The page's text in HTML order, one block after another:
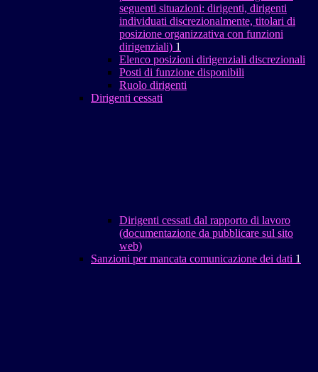
seguenti situazioni: dirigenti, dirigenti
individuati discrezionalmente, titolari di
posizione organizzativa con funzioni
dirigenziali) 1
Elenco posizioni dirigenziali discrezionali
Posti di funzione disponibili
Ruolo dirigenti
Dirigenti cessati
Dirigenti cessati dal rapporto di lavoro
(documentazione da pubblicare sul sito
web)
Sanzioni per mancata comunicazione dei dati 1